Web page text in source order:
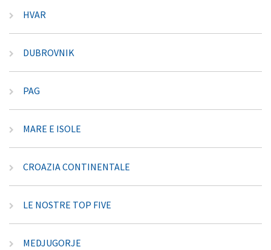
HVAR
DUBROVNIK
PAG
MARE E ISOLE
CROAZIA CONTINENTALE
LE NOSTRE TOP FIVE
MEDJUGORJE